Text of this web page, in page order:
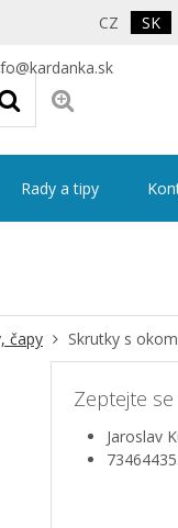
CZ SK
Rady a tipy
čapy Skrutky s okom
Zeptejte
Jaroslav